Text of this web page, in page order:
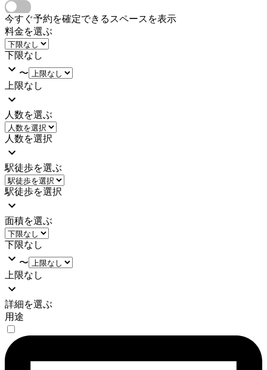
今すぐ予約を確定できるスペースを表示
料金を選ぶ
下限なし
〜
上限なし
人数を選ぶ
人数を選択
駅徒歩を選ぶ
駅徒歩を選択
面積を選ぶ
下限なし
〜
上限なし
詳細を選ぶ
用途